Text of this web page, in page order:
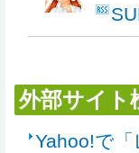
外部サイト
Yahoo!で